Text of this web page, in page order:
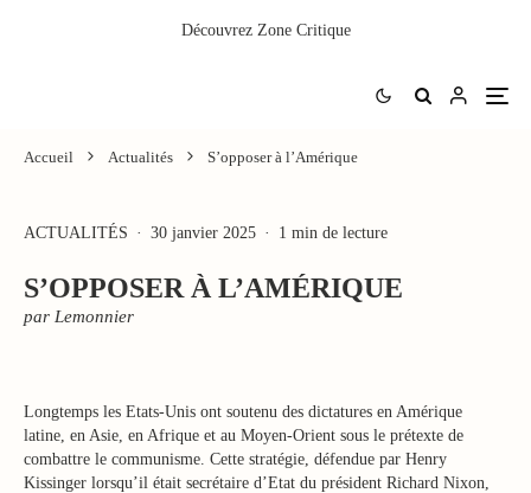
Découvrez Zone Critique
Accueil Actualités S’opposer à l’Amérique
ACTUALITÉS · 30 janvier 2025 · 1 min de lecture
S’OPPOSER À L’AMÉRIQUE
par Lemonnier
Longtemps les Etats-Unis ont soutenu des dictatures en Amérique
latine, en Asie, en Afrique et au Moyen-Orient sous le prétexte de
combattre le communisme. Cette stratégie, défendue par Henry
Kissinger lorsqu’il était secrétaire d’Etat du président Richard Nixon,